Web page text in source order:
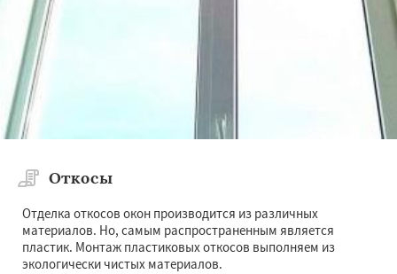
Откосы
Отделка откосов окон производится из различных
материалов. Но, самым распространенным является
пластик. Монтаж пластиковых откосов выполняем из
экологически чистых материалов.